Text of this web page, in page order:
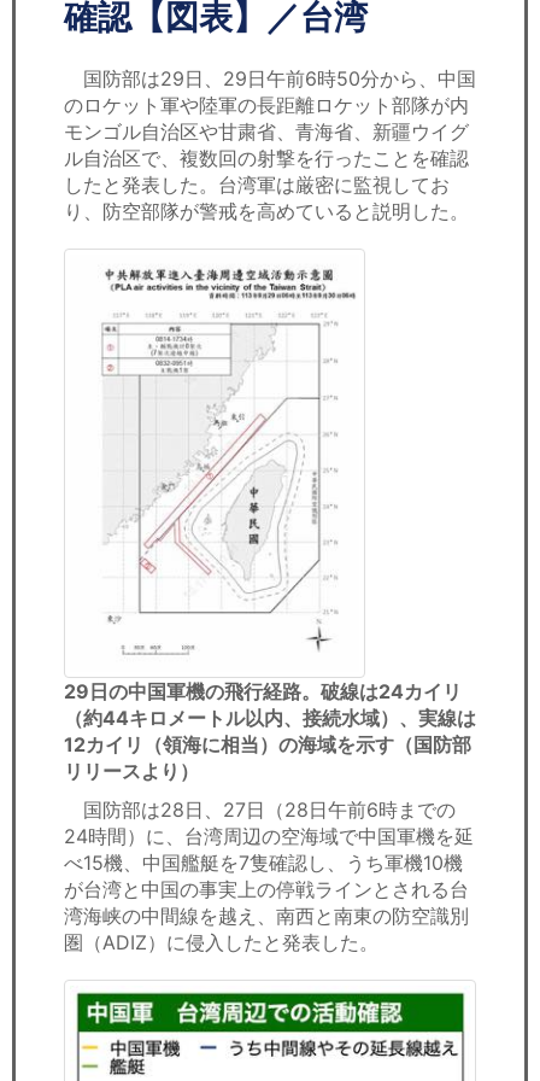
セミナー
労務顧問
ＩＴ
確認【図表】／台湾
国防部は29日、29日午前6時50分から、中国
のロケット軍や陸軍の長距離ロケット部隊が内
モンゴル自治区や甘粛省、青海省、新疆ウイグ
ル自治区で、複数回の射撃を行ったことを確認
したと発表した。台湾軍は厳密に監視してお
り、防空部隊が警戒を高めていると説明した。
29日の中国軍機の飛行経路。破線は24カイリ
（約44キロメートル以内、接続水域）、実線は
12カイリ（領海に相当）の海域を示す（国防部
リリースより）
国防部は28日、27日（28日午前6時までの
24時間）に、台湾周辺の空海域で中国軍機を延
べ15機、中国艦艇を7隻確認し、うち軍機10機
が台湾と中国の事実上の停戦ラインとされる台
湾海峡の中間線を越え、南西と南東の防空識別
圏（ADIZ）に侵入したと発表した。